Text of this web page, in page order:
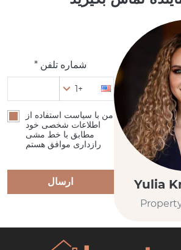
Yulia
شماره تلفن *
+1
من با سیاست استفاده از
اطلاعات شخصی خود
مطابق با خط مشی
رازداری موافق هستم
ارسال